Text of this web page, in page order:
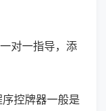
对一指导，添
控牌器一般是